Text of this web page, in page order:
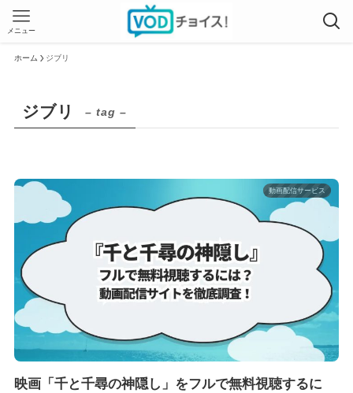
メニュー
ホーム ジブリ
ジブリ – tag –
動画配信サービス
映画「千と千尋の神隠し」をフルで無料視聴するに